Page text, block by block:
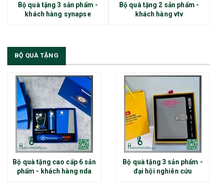
Bộ quà tặng 3 sản phẩm -
khách hàng synapse
Bộ quà tặng 2 sản phẩm -
khách hàng vtv
BỘ QUÀ TẶNG
Bộ quà tặng cao cấp 6 sản
phẩm - khách hàng nda
Bộ quà tặng 3 sản phẩm -
đại hội nghiên cứu